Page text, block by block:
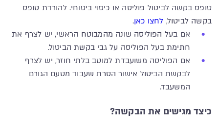
טופס בקשה לביטול פוליסה או כיסוי ביטוחי. להורדת טופס
בקשה לביטול, לחצו כאן.
אם בעל הפוליסה שונה מהמבוטח הראשי, יש לצרף את
חתימת בעל הפוליסה על גבי בקשת הביטול.
אם הפוליסה משועבדת למוטב בלתי חוזר, יש לצרף
לבקשת הביטול אישור הסרת שעבוד מטעם הגורם
המשעבד.
כיצד מגישים את הבקשה?